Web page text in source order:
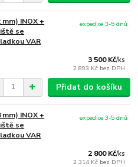
INOX +
se
VAR
3 500 Kč/ks
2 893 Kč bez DPH
expedice 3-5 dnů
Přidat do košíku
INOX +
se
VAR
2 800 Kč/ks
2 314 Kč bez DPH
expedice 3-5 dnů